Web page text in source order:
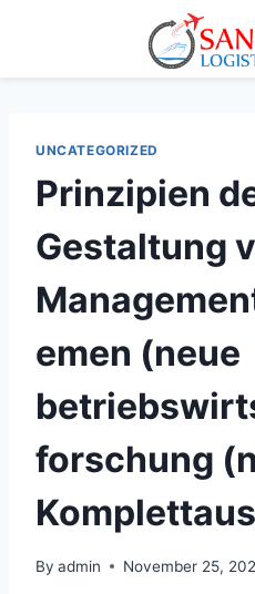
UNCATEGORIZED
Prinzipien
Gestaltung
emen (neue
forschung
By admin November 25,